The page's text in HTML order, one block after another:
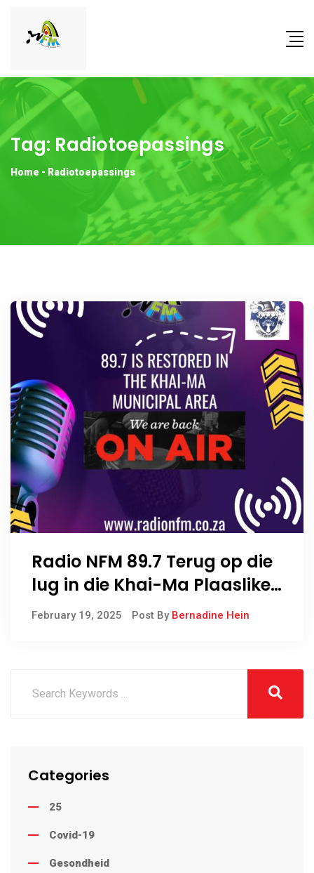
Tag: Radiotoepassings
Home - Radiotoepassings
Radio NFM 89.7 Terug op die
lug in die Khai-Ma Plaaslike
Munisipaliteit
February 19, 2025 Post By Bernadine Hein
Categories
25
Covid-19
Gesondheid